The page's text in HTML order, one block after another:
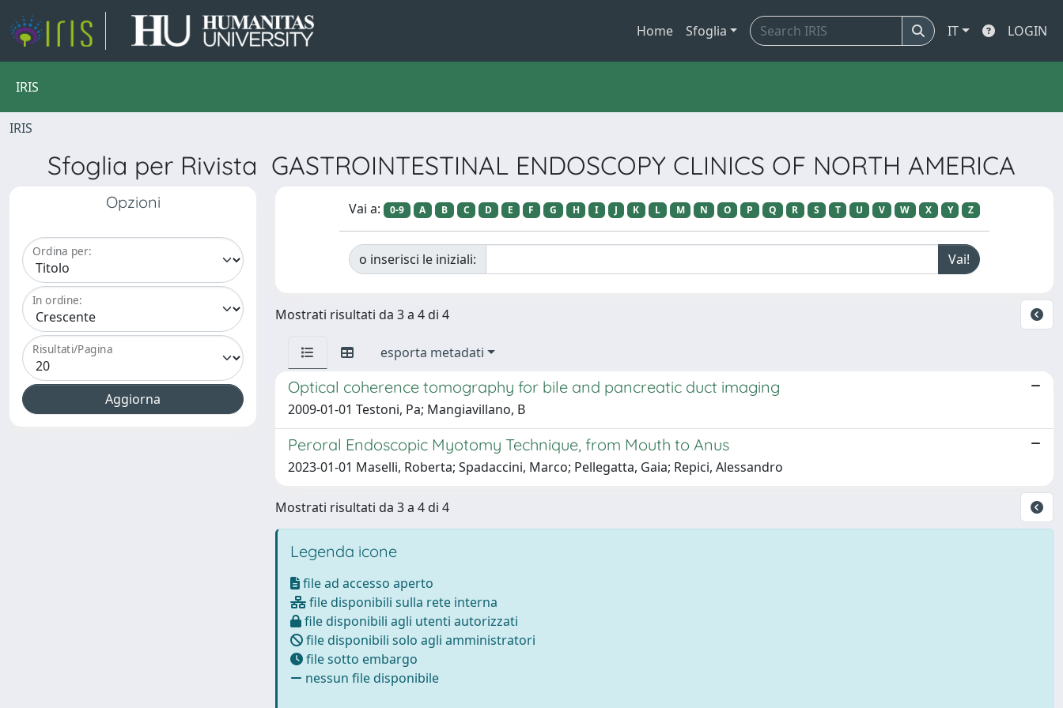
Home Sfoglia IT LOGIN
IRIS
IRIS
Sfoglia per Rivista GASTROINTESTINAL ENDOSCOPY CLINICS OF NORTH AMERICA
Opzioni
Ordina per:
In ordine:
Risultati/Pagina
Vai a: 0-9 A B C D E F G H I J K L M N O P Q R S T U V W X Y Z
o inserisci le iniziali:
Mostrati risultati da 3 a 4 di 4
esporta metadati
Optical coherence tomography for bile and pancreatic duct imaging
2009-01-01 Testoni, Pa; Mangiavillano, B
Peroral Endoscopic Myotomy Technique, from Mouth to Anus
2023-01-01 Maselli, Roberta; Spadaccini, Marco; Pellegatta, Gaia; Repici, Alessandro
Mostrati risultati da 3 a 4 di 4
Legenda icone
file ad accesso aperto
file disponibili sulla rete interna
file disponibili agli utenti autorizzati
file disponibili solo agli amministratori
file sotto embargo
nessun file disponibile